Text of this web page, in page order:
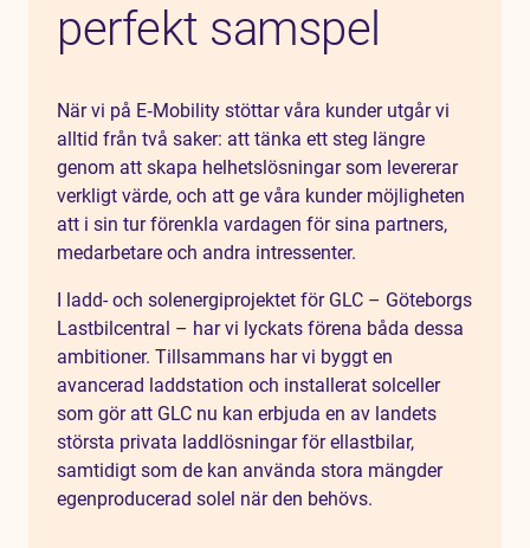
perfekt samspel
När vi på E‑Mobility stöttar våra kunder utgår vi
alltid från två saker: att tänka ett steg längre
genom att skapa helhetslösningar som levererar
verkligt värde, och att ge våra kunder möjligheten
att i sin tur förenkla vardagen för sina partners,
medarbetare och andra intressenter.
I ladd- och solenergiprojektet för GLC – Göteborgs
Lastbilcentral – har vi lyckats förena båda dessa
ambitioner. Tillsammans har vi byggt en
avancerad laddstation och installerat solceller
som gör att GLC nu kan erbjuda en av landets
största privata laddlösningar för ellastbilar,
samtidigt som de kan använda stora mängder
egenproducerad solel när den behövs.